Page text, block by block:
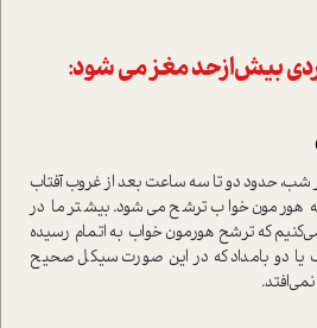
بیش‌ازحد مغز می شود:
شب، حدود دو تا سه ساعت بعد از غروب آفتاب
هورمون خواب ترشح می‌شود. بیشتر ما در
که ترشح هورمون خواب به اتمام رسیده
یا دو بامداد که در این ‌صورت سیکل صحیح